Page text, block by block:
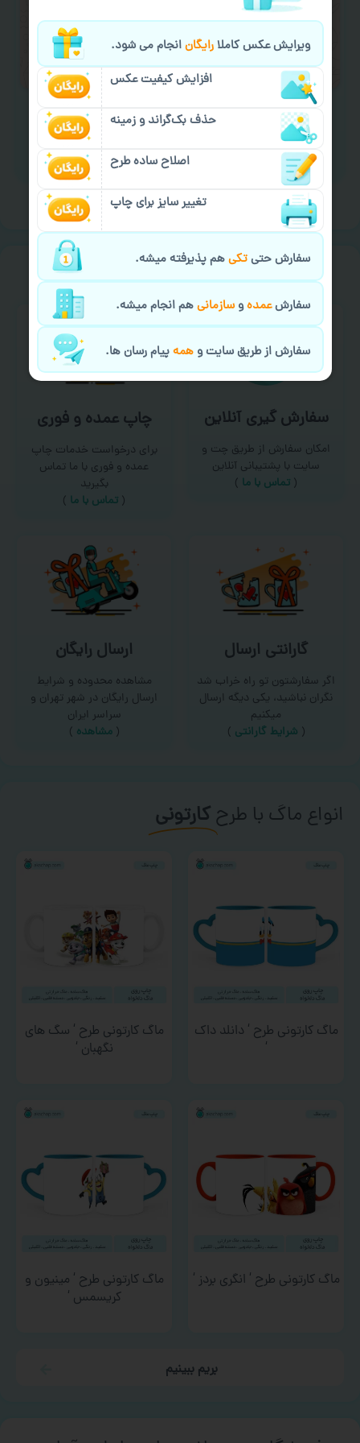
لازم را انجام دهید.
ایمیل جهت ثبت یا پیگیری سفارش:
aks4chap.com@gmail.com
برای ارسال پیام کلیک کنید
خیالت راحت ازسفارش گیری
سفارش گیری آنلاین
امکان سفارش از طریق چت و
سایت با پشتیبانی آنلاین
( تماس با ما‌ )
چاپ عمده و فوری
برای درخواست خدمات چاپ
عمده و فوری با ما تماس
بگیرید
( تماس با ما )
گارانتی ارسال
اگر سفارشتون تو راه خراب شد
نگران نباشید، یکی دیگه ارسال
میکنیم
( شرایط گارانتی )
ارسال رایگان
مشاهده محدوده و شرایط
ارسال رایگان در شهر تهران و
سراسر ایران
(مشاهده )
انواع ماگ با طرحکارتونی
ماگ کارتونی طرح ‘ دانلد داک
‘
ماگ کارتونی طرح ‘ سگ های
نگهبان ‘
ماگ کارتونی طرح ‘ انگری بردز ‘
ماگ کارتونی طرح ‘ مینیون و
کریسمس ‘
بریم ببینیم
ویرایش عکس کاملارایگانانجام می شود.
افزایش کیفیت عکس
حذف بک‌گراند و زمینه
اصلاح ساده طرح
تغییر سایز برای چاپ
سفارش حتیتکیهم پذیرفته میشه.
سفارشعمدهوسازمانیهم انجام میشه.
سفارش از طریق سایت وهمهپیام رسان ها.